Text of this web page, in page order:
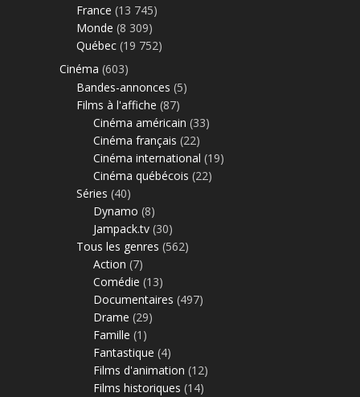
France (13 745)
Monde (8 309)
Québec (19 752)
Cinéma (603)
Bandes-annonces (5)
Films à l'affiche (87)
Cinéma américain (33)
Cinéma français (22)
Cinéma international (19)
Cinéma québécois (22)
Séries (40)
Dynamo (8)
Jampack.tv (30)
Tous les genres (562)
Action (7)
Comédie (13)
Documentaires (497)
Drame (29)
Famille (1)
Fantastique (4)
Films d'animation (12)
Films historiques (14)